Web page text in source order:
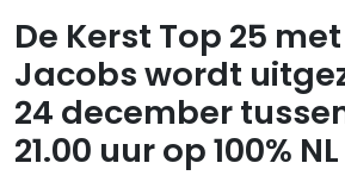
De Kerst Top 25
Jacobs wordt
24 december
21.00 uur op 100% NL